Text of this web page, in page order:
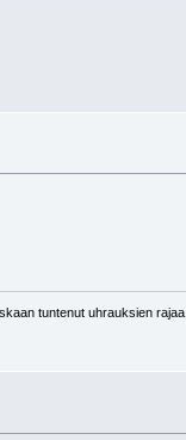
tuntenut uhrauksien rajaa.